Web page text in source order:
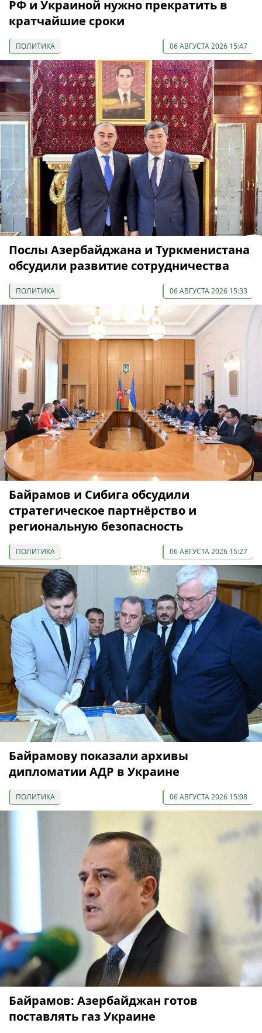
РФ и Украиной нужно прекратить в
кратчайшие сроки
ПОЛИТИКА 06 АВГУСТА 2026 15:47
Послы Азербайджана и Туркменистана
обсудили развитие сотрудничества
ПОЛИТИКА 06 АВГУСТА 2026 15:33
Байрамов и Сибига обсудили
стратегическое партнёрство и
региональную безопасность
ПОЛИТИКА 06 АВГУСТА 2026 15:27
Байрамову показали архивы
дипломатии АДР в Украине
ПОЛИТИКА 06 АВГУСТА 2026 15:08
Байрамов: Азербайджан готов
поставлять газ Украине